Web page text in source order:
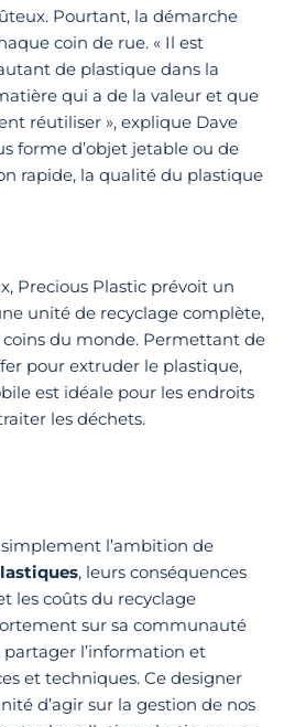
Pourtant, la démarche
coin de rue. « Il est
de plastique dans la
qui a de la valeur et que
réutiliser », explique Dave
forme d’objet jetable ou de
rapide, la qualité du plastique
Precious Plastic prévoit un
unité de recyclage complète,
du monde. Permettant de
pour extruder le plastique,
est idéale pour les endroits
les déchets.
l’ambition de
, leurs conséquences
les coûts du recyclage
sur sa communauté
l’information et
et techniques. Ce designer
d’agir sur la gestion de nos